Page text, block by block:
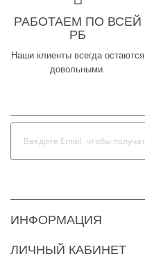
РАБОТАЕМ ПО ВСЕЙ
РБ
Наши клиенты всегда остаются
довольными.
ИНФОРМАЦИЯ
ЛИЧНЫЙ КАБИНЕТ